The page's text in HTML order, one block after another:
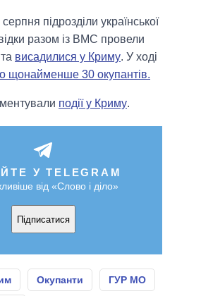
підрозділи української
разом із ВМС провели
висадилися у Криму. У ході
щонайменше 30 окупантів.
події у Криму.
У TELEGRAM
від «Слово і діло»
Підписатися
Окупанти ГУР МО